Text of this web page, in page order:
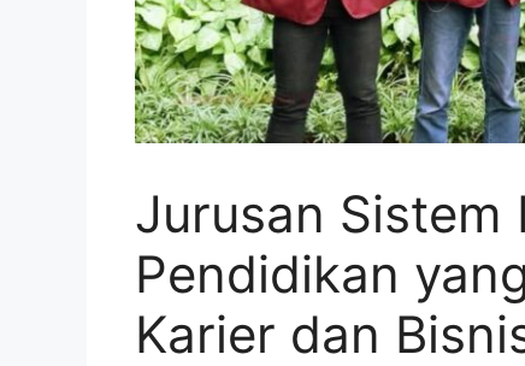
Jurusan Sistem
Pendidikan
Karier dan